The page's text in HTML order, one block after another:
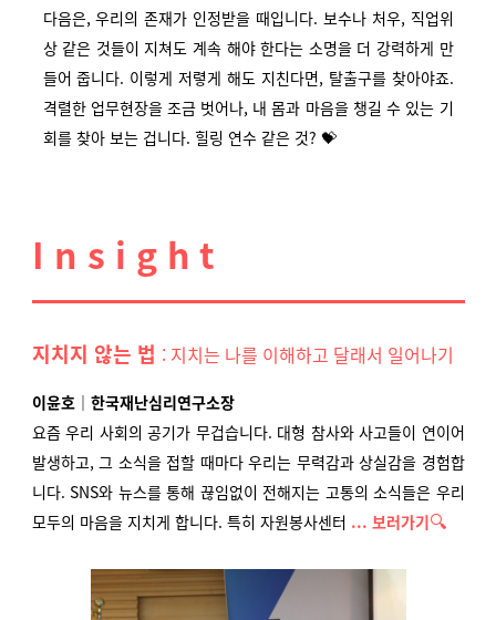
다음은, 우리의 존재가 인정받을 때입니다. 보수나 처우, 직업위
상 같은 것들이 지쳐도 계속 해야 한다는 소명을 더 강력하게 만
들어 줍니다. 이렇게 저렿게 해도 지친다면, 탈출구를 찾아야죠.
격렬한 업무현장을 조금 벗어나, 내 몸과 마음을 챙길 수 있는 기
회를 찾아 보는 겁니다. 힐링 연수 같은 것? 💝
I n s i g h t
지치지 않는 법 : 지치는 나를 이해하고 달래서 일어나기
이윤호｜한국재난심리연구소장
요즘 우리 사회의 공기가 무겁습니다. 대형 참사와 사고들이 연이어
발생하고, 그 소식을 접할 때마다 우리는 무력감과 상실감을 경험합
니다. SNS와 뉴스를 통해 끊임없이 전해지는 고통의 소식들은 우리
모두의 마음을 지치게 합니다. 특히 자원봉사센터 ... 보러가기🔍